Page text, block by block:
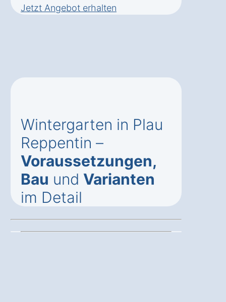
Jetzt Angebot erhalten
Wintergarten in Plau
Reppentin –
Voraussetzungen,
Bau und Varianten
im Detail